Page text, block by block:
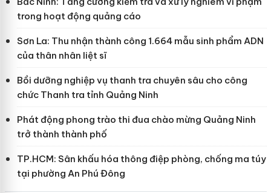
trong hoạt động quảng cáo
Sơn La: Thu nhận thành công 1.664 mẫu sinh phẩm ADN
của thân nhân liệt sĩ
Bồi dưỡng nghiệp vụ thanh tra chuyên sâu cho công
chức Thanh tra tỉnh Quảng Ninh
Phát động phong trào thi đua chào mừng Quảng Ninh
trở thành thành phố
TP.HCM: Sân khấu hóa thông điệp phòng, chống ma túy
tại phường An Phú Đông